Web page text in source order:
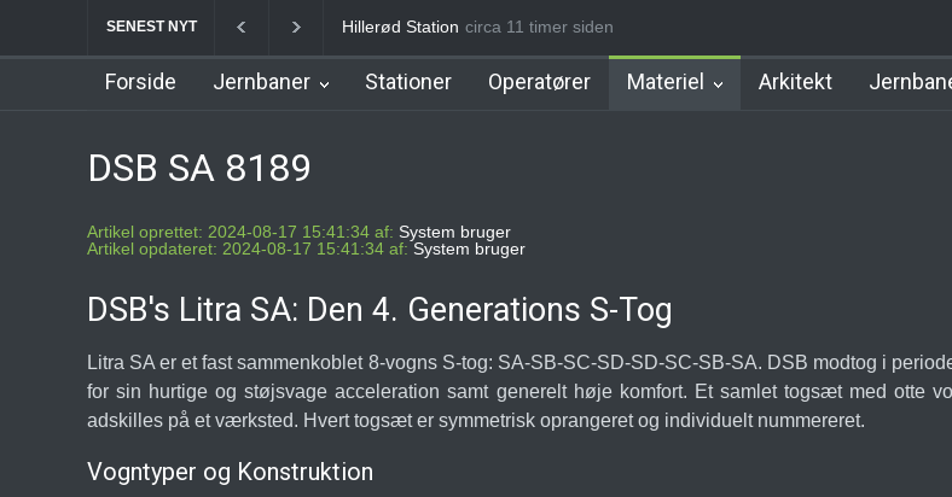
SENEST NYT København Syd Station Nørrebro B Station [1886-1930]
3 dage siden
Forside Jernbaner Stationer Operatører Materiel Arkitekt
DSB SA 8189
Artikel oprettet: 2024-08-17 15:41:34 af: System bruger
Artikel opdateret: 2024-08-17 15:41:34 af: System bruger
DSB's Litra SA: Den 4. Generations S-Tog
Litra SA er et fast sammenkoblet 8-vogns S-tog: SA-SB-SC-SD-SD-SC-SB-SA. DSB modtog i
for sin hurtige og støjsvage acceleration samt generelt høje komfort. Et samlet togsæt med otte
adskilles på et værksted. Hvert togsæt er symmetrisk oprangeret og individuelt nummereret.
Vogntyper og Konstruktion